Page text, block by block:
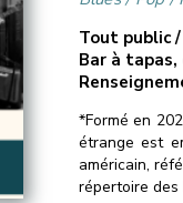
Tout public
Bar à
*Formé en
étrange est
américain,
répertoire